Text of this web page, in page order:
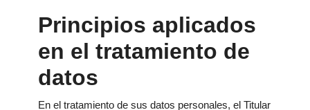
Principios aplicados
en el tratamiento de
datos
En el tratamiento de sus datos personales, el Titular